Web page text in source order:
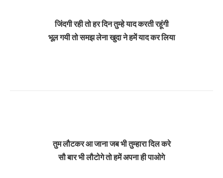
जिंदगी रही तो हर दिन तुम्हे याद करती रहूंगी
भूल गयी तो समझ लेना खुदा ने हमें याद कर लिया
तुम लौटकर आ जाना जब भी तुम्हारा दिल करे
सौ बार भी लौटोगे तो हमें अपना ही पाओगे